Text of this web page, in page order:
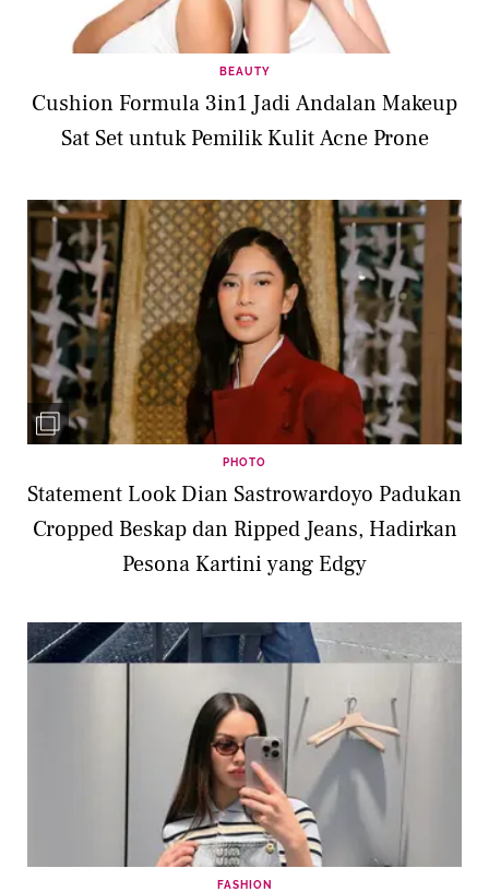
BEAUTY
Cushion Formula 3in1 Jadi Andalan Makeup
Sat Set untuk Pemilik Kulit Acne Prone
PHOTO
Statement Look Dian Sastrowardoyo Padukan
Cropped Beskap dan Ripped Jeans, Hadirkan
Pesona Kartini yang Edgy
FASHION